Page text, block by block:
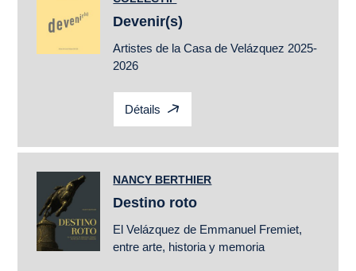
Devenir(s)
Artistes de la Casa de Velázquez 2025-
2026
Détails
NANCY BERTHIER
Destino roto
ElVelázquez de Emmanuel Fremiet,
entre arte, historia y memoria